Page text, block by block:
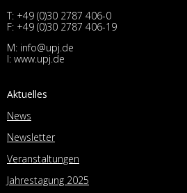
T: +49 (0)30 2787 406-0
F: +49 (0)30 2787 406-19
M: info@upj.de
I: www.upj.de
Aktuelles
News
Newsletter
Veranstaltungen
Jahrestagung 2025